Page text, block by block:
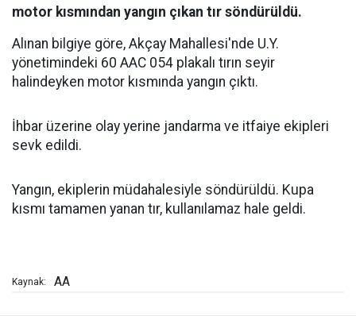
motor kısmından yangın çıkan tır söndürüldü.
Alınan bilgiye göre, Akçay Mahallesi'nde U.Y.
yönetimindeki 60 AAC 054 plakalı tırın seyir
halindeyken motor kısmında yangın çıktı.
İhbar üzerine olay yerine jandarma ve itfaiye ekipleri
sevk edildi.
Yangın, ekiplerin müdahalesiyle söndürüldü. Kupa
kısmı tamamen yanan tır, kullanılamaz hale geldi.
Kaynak: AA